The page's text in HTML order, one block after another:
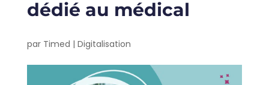
dédié au médical
par Timed | Digitalisation